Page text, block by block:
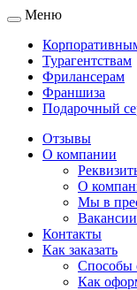
Toggle
navigation
Меню
Турагентствам
Фрилансерам
Франшиза
Подарочный
Отзывы
О компании
О
Мы в
Вакансии
Контакты
Как заказать
Способы
Как